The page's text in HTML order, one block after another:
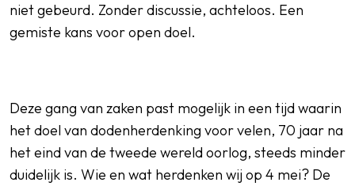
niet gebeurd. Zonder discussie, achteloos. Een
gemiste kans voor open doel.
Deze gang van zaken past mogelijk in een tijd waarin
het doel van dodenherdenking voor velen, 70 jaar na
het eind van de tweede wereld oorlog, steeds minder
duidelijk is. Wie en wat herdenken wij op 4 mei? De